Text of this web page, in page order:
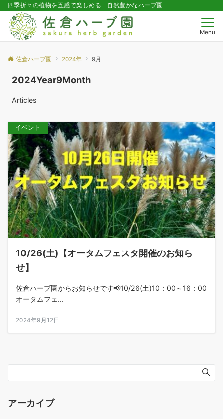
四季折々の植物を五感で楽しめる 自然豊かなハーブ園
Menu
佐倉ハーブ園 2024年 9月
2024Year9Month
Articles
イベント
10/26(土)【オータムフェスタ開催のお知ら
せ】
佐倉ハーブ園からお知らせです📢10/26(土)10：00～16：00
オータムフェ...
2024年9月12日
アーカイブ